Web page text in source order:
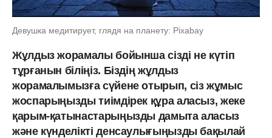
Девушка медитирует, глядя на планету: Pixabay
Жұлдыз жорамалы бойынша сізді не күтіп
тұрғанын біліңіз. Біздің жұлдыз
жорамалымызға сүйене отырып, сіз жұмыс
жоспарыңызды тиімдірек құра аласыз, жеке
қарым-қатынастарыңызды дамыта аласыз
және күнделікті денсаулығыңызды бақылай